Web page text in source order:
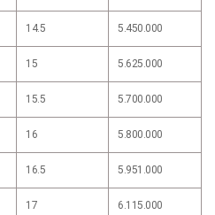
14.5 5.450.000
15 5.625.000
15.5 5.700.000
16 5.800.000
16.5 5.951.000
17 6.115.000